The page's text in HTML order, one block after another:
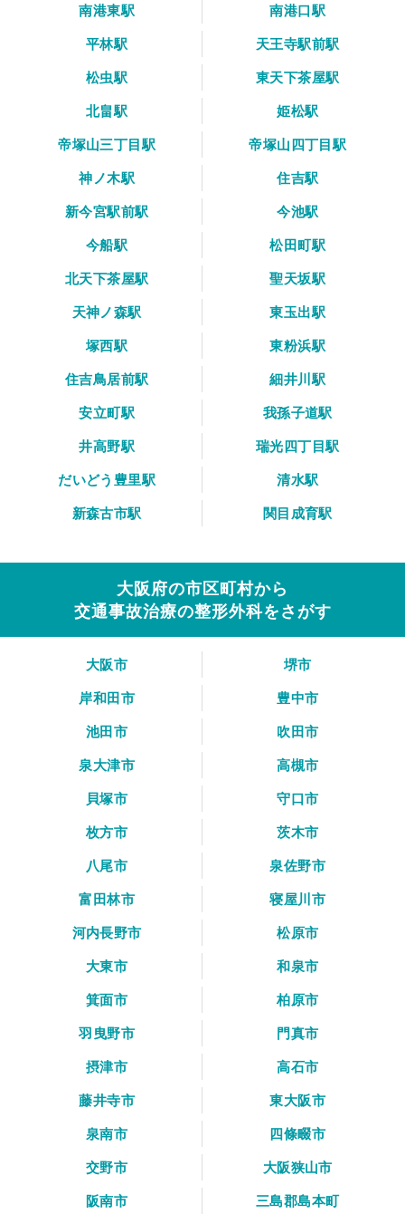
南港東駅
南港口駅
平林駅
天王寺駅前駅
松虫駅
東天下茶屋駅
北畠駅
姫松駅
帝塚山三丁目駅
帝塚山四丁目駅
神ノ木駅
住吉駅
新今宮駅前駅
今池駅
今船駅
松田町駅
北天下茶屋駅
聖天坂駅
天神ノ森駅
東玉出駅
塚西駅
東粉浜駅
住吉鳥居前駅
細井川駅
安立町駅
我孫子道駅
井高野駅
瑞光四丁目駅
だいどう豊里駅
清水駅
新森古市駅
関目成育駅
大阪府の市区町村から
交通事故治療の整形外科をさがす
大阪市
堺市
岸和田市
豊中市
池田市
吹田市
泉大津市
高槻市
貝塚市
守口市
枚方市
茨木市
八尾市
泉佐野市
富田林市
寝屋川市
河内長野市
松原市
大東市
和泉市
箕面市
柏原市
羽曳野市
門真市
摂津市
高石市
藤井寺市
東大阪市
泉南市
四條畷市
交野市
大阪狭山市
阪南市
三島郡島本町